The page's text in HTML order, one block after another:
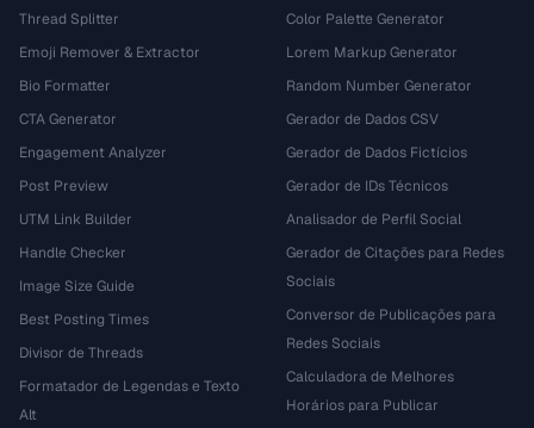
Thread Splitter
Emoji Remover & Extractor
Bio Formatter
CTA Generator
Engagement Analyzer
Post Preview
UTM Link Builder
Handle Checker
Image Size Guide
Best Posting Times
Divisor de Threads
Formatador de Legendas e Texto
Alt
Color Palette Generator
Lorem Markup Generator
Random Number Generator
Gerador de Dados CSV
Gerador de Dados Fictícios
Gerador de IDs Técnicos
Analisador de Perfil Social
Gerador de Citações para Redes
Sociais
Conversor de Publicações para
Redes Sociais
Calculadora de Melhores
Horários para Publicar